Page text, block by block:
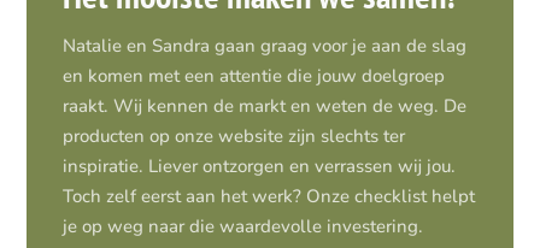
Natalie en Sandra gaan graag voor je aan de slag
en komen met een attentie die jouw doelgroep
raakt. Wij kennen de markt en weten de weg. De
producten op onze website zijn slechts ter
inspiratie. Liever ontzorgen en verrassen wij jou.
Toch zelf eerst aan het werk? Onze checklist helpt
je op weg naar die waardevolle investering.